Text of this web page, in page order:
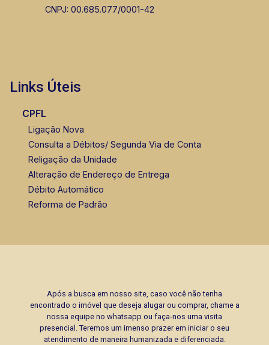
CNPJ: 00.685.077/0001-42
Links Úteis
CPFL
Ligação Nova
Consulta a Débitos/ Segunda Via de Conta
Religação da Unidade
Alteração de Endereço de Entrega
Débito Automático
Reforma de Padrão
Após a busca em nosso site, caso você não tenha
encontrado o imóvel que deseja alugar ou comprar, chame a
nossa equipe no whatsapp ou faça-nos uma visita
presencial. Teremos um imenso prazer em iniciar o seu
atendimento de maneira humanizada e diferenciada.